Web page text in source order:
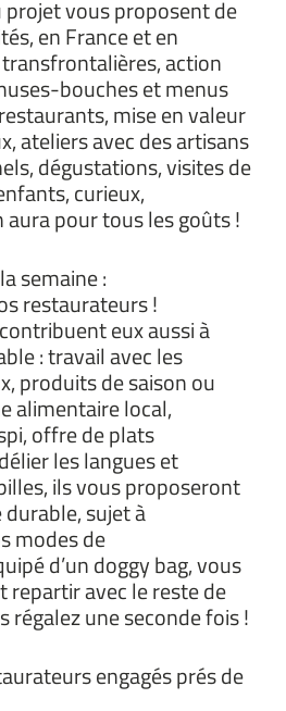
projet vous proposent de
en France et en
action
bouches et menus
mise en valeur
ateliers avec des artisans
dégustations, visites de
curieux,
aura pour tous les goûts !
semaine :
restaurateurs !
eux aussi à
: travail avec les
produits de saison ou
alimentaire local,
offre de plats
les langues et
ils vous proposeront
sujet à
modes de
d’un doggy bag, vous
repartir avec le reste de
régalez une seconde fois !
engagés prés de